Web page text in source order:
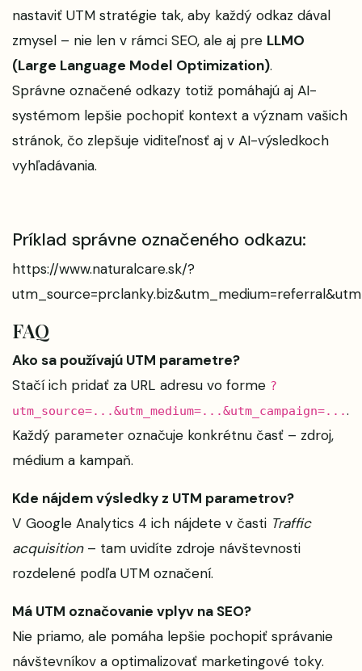
nastaviť UTM stratégie tak, aby každý odkaz dával
zmysel – nie len v rámci SEO, ale aj pre LLMO
(Large Language Model Optimization).
Správne označené odkazy totiž pomáhajú aj AI-
systémom lepšie pochopiť kontext a význam vašich
stránok, čo zlepšuje viditeľnosť aj v AI-výsledkoch
vyhľadávania.
Príklad správne označeného odkazu:
https://www.naturalcare.sk/?
FAQ
Ako sa používajú UTM parametre?
Stačí ich pridať za URL adresu vo forme ?
utm_source=...&utm_medium=...&utm_campaign=....
Každý parameter označuje konkrétnu časť – zdroj,
médium a kampaň.
Kde nájdem výsledky z UTM parametrov?
V Google Analytics 4 ich nájdete v časti Traffic
acquisition– tam uvidíte zdroje návštevnosti
rozdelené podľa UTM označení.
Má UTM označovanie vplyv na SEO?
Nie priamo, ale pomáha lepšie pochopiť správanie
návštevníkov a optimalizovať marketingové toky.